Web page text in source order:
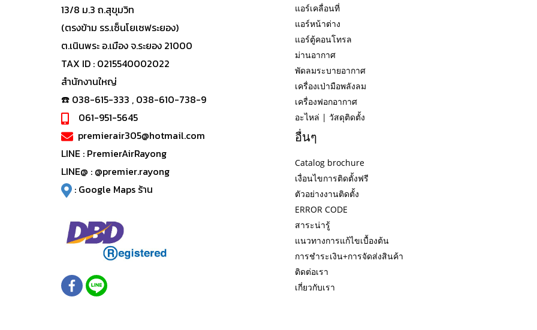
13/8 ม.3 ถ.สุขุมวิท
(ตรงข้าม รร.เซ็นโยเซฟระยอง)
ต.เนินพระ อ.เมือง จ.ระยอง 21000
TAX ID : 0215540002022
สำนักงานใหญ่
☎️ 038-615-333 , 038-610-738-9
061-951-5645
premierair305@hotmail.com
LINE : PremierAirRayong
LINE@ : @premier.rayong
: Google Maps ร้าน
แอร์เคลื่อนที่
แอร์หน้าต่าง
แอร์ตู้คอนโทรล
ม่านอากาศ
พัดลมระบายอากาศ
เครื่องเป่ามือพลังลม
เครื่องฟอกอากาศ
อะไหล่ | วัสดุติดตั้ง
อื่นๆ
Catalog brochure
เงื่อนไขการติดตั้งฟรี
ตัวอย่างงานติดตั้ง
ERROR CODE
สาระน่ารู้
แนวทางการแก้ไขเบื้องต้น
การชำระเงิน+การจัดส่งสินค้า
ติดต่อเรา
เกี่ยวกับเรา